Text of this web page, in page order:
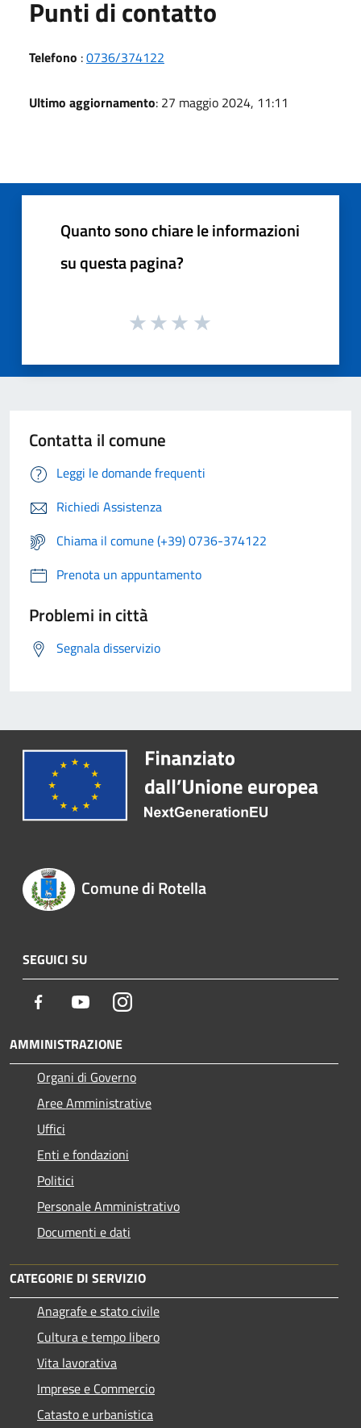
Punti di contatto
Telefono :0736/374122
Ultimo aggiornamento: 27 maggio 2024, 11:11
Quanto sono chiare le informazioni
su questa pagina?
Contatta il comune
Leggi le domande frequenti
Richiedi Assistenza
Chiama il comune (+39) 0736-374122
Prenota un appuntamento
Problemi in città
Segnala disservizio
Comune di Rotella
SEGUICI SU
Facebook YoutubeInstagram
AMMINISTRAZIONE
Organi di Governo
Aree Amministrative
Uffici
Enti e fondazioni
Politici
Personale Amministrativo
Documenti e dati
CATEGORIE DI SERVIZIO
Anagrafe e stato civile
Cultura e tempo libero
Vita lavorativa
Imprese e Commercio
Catasto e urbanistica